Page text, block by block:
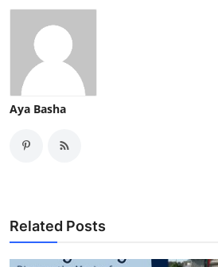
Aya Basha
Related Posts